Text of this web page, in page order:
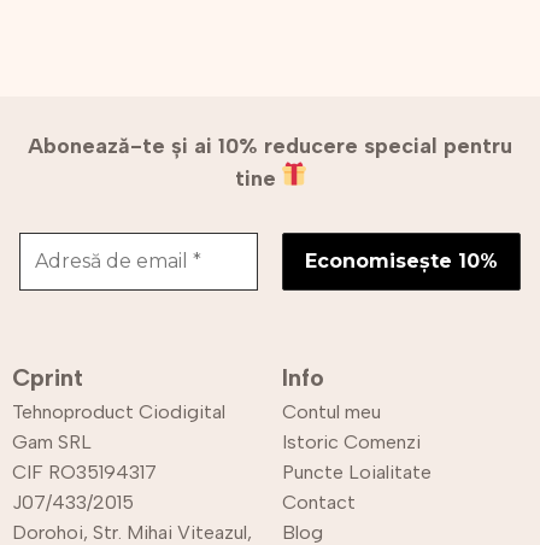
Abonează-te și ai 10% reducere special pentru
tine
Cprint
Tehnoproduct Ciodigital
Gam SRL
CIF RO35194317
J07/433/2015
Dorohoi, Str. Mihai Viteazul,
Info
Contul meu
Istoric Comenzi
Puncte Loialitate
Contact
Blog